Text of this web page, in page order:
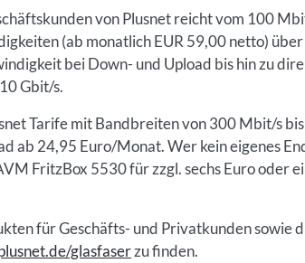
von Plusnet reicht vom 100
(ab monatlich EUR 59,00 netto)
bei Down- und Upload bis hin zu
Gbit/s.
Tarife mit Bandbreiten von 300 Mbit/s
ab 24,95 Euro/Monat. Wer kein eigenes
FritzBox 5530 für zzgl. sechs Euro oder
für Geschäfts- und Privatkunden sowie
glasfaserzu finden.